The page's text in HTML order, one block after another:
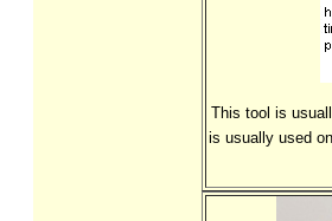
This tool is
is usually used